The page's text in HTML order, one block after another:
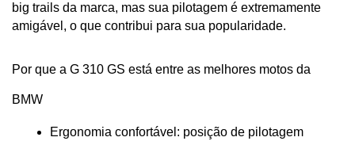
big trails da marca, mas sua pilotagem é extremamente
amigável, o que contribui para sua popularidade.
Por que a G 310 GS está entre as melhores motos da
BMW
Ergonomia confortável: posição de pilotagem